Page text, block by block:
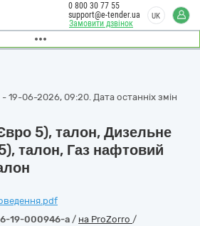
Замовити дзвінок
0 800 30 77 55
support@e-tender.ua
UK
19-06-2026, 09:20. Дата останніх змін
5), талон, Дизельне
талон, Газ нафтовий
19-000946-a / на ProZorro /